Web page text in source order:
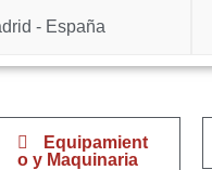
- España
Equipamient
o y Maquinaria